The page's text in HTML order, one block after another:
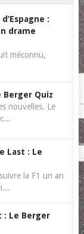
:
drame
méconnu,
Berger Quiz
nouvelles. Le
Last : Le
la F1 un an
: Le Berger